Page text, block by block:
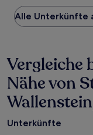
Preis
pro
Nacht,
den
letzten
24 Stunden
für
einen
mit
Alle Unterkünfte
Vergleiche
Nähe von
Unterkünfte